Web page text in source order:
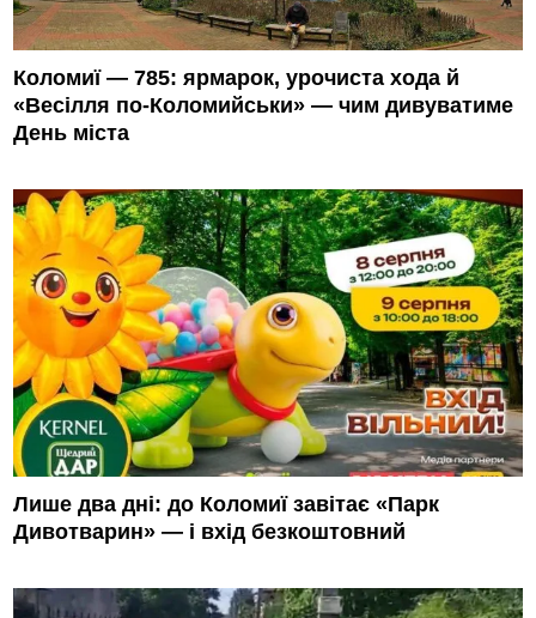
Коломиї — 785: ярмарок, урочиста хода й
«Весілля по-Коломийськи» — чим дивуватиме
День міста
Лише два дні: до Коломиї завітає «Парк
Дивотварин» — і вхід безкоштовний